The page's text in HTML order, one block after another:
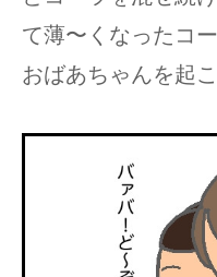
て薄〜くなったコ
おばあちゃんを起